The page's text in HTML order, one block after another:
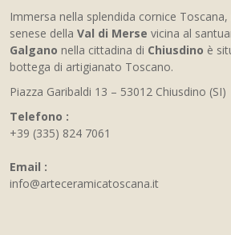
Immersa nella splendida cornice
senese della Val di Merse vicina al
Galgano nella cittadina di Chiusdino è
bottega di artigianato Toscano.
Piazza Garibaldi 13 – 53012 Chiusdino (SI)
Telefono :
+39 (335) 824 7061
Email :
info@arteceramicatoscana.it